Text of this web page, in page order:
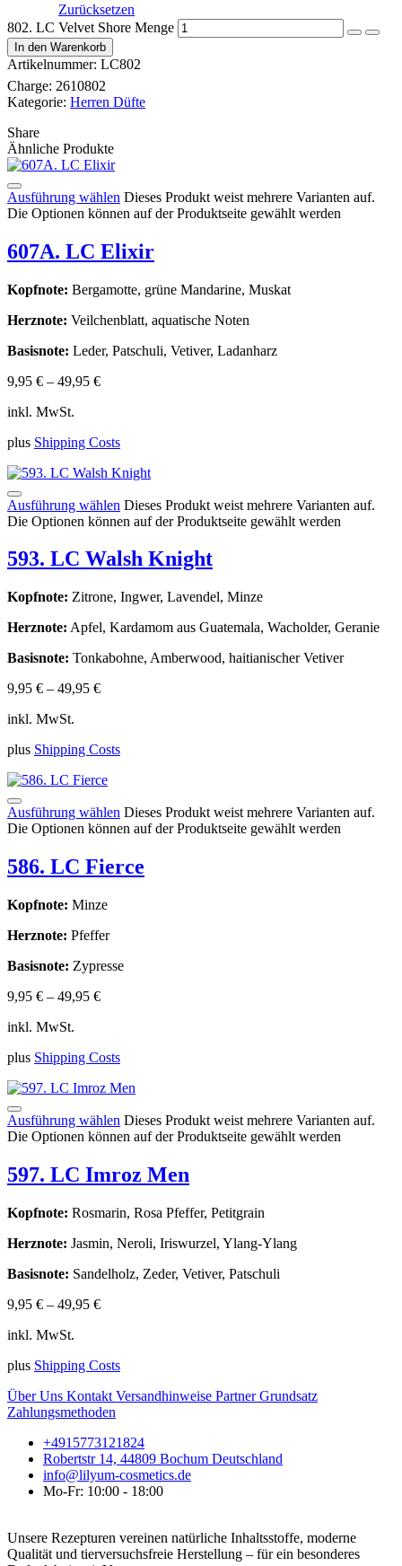
Zurücksetzen
802. LC Velvet Shore Menge
In den Warenkorb
Artikelnummer: LC802
Charge: 2610802
Kategorie: Herren Düfte
Share
Ähnliche Produkte
Ausführung wählen Dieses Produkt weist mehrere Varianten auf.
Die Optionen können auf der Produktseite gewählt werden
607A. LC Elixir
Kopfnote: Bergamotte, grüne Mandarine, Muskat
Herznote: Veilchenblatt, aquatische Noten
Basisnote: Leder, Patschuli, Vetiver, Ladanharz
9,95 € – 49,95 €
inkl. MwSt.
plus Shipping Costs
Ausführung wählen Dieses Produkt weist mehrere Varianten auf.
Die Optionen können auf der Produktseite gewählt werden
593. LC Walsh Knight
Kopfnote: Zitrone, Ingwer, Lavendel, Minze
Herznote: Apfel, Kardamom aus Guatemala, Wacholder, Geranie
Basisnote: Tonkabohne, Amberwood, haitianischer Vetiver
9,95 € – 49,95 €
inkl. MwSt.
plus Shipping Costs
Ausführung wählen Dieses Produkt weist mehrere Varianten auf.
Die Optionen können auf der Produktseite gewählt werden
586. LC Fierce
Kopfnote: Minze
Herznote: Pfeffer
Basisnote: Zypresse
9,95 € – 49,95 €
inkl. MwSt.
plus Shipping Costs
Ausführung wählen Dieses Produkt weist mehrere Varianten auf.
Die Optionen können auf der Produktseite gewählt werden
597. LC Imroz Men
Kopfnote: Rosmarin, Rosa Pfeffer, Petitgrain
Herznote: Jasmin, Neroli, Iriswurzel, Ylang-Ylang
Basisnote: Sandelholz, Zeder, Vetiver, Patschuli
9,95 € – 49,95 €
inkl. MwSt.
plus Shipping Costs
Über Uns Kontakt Versandhinweise PartnerGrundsatz
Zahlungsmethoden
+4915773121824
Robertstr 14, 44809 Bochum Deutschland
info@lilyum-cosmetics.de
Mo-Fr: 10:00 - 18:00
Unsere Rezepturen vereinen natürliche Inhaltsstoffe, moderne
Qualität und tierversuchsfreie Herstellung – für ein besonderes